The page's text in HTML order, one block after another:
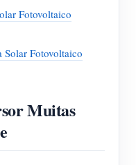
Fotovoltaico
Solar Fotovoltaico
Muitas